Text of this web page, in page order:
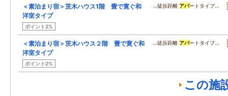
＜素泊まり宿＞茨木ハウス1階 畳で寛ぐ和
洋室タイプ
ポイント2%
…徒歩距離 アパートタイプ…
＜素泊まり宿＞茨木ハウス２階 畳で寛ぐ和
洋室タイプ
ポイント2%
…徒歩距離 アパートタイプ…
この施